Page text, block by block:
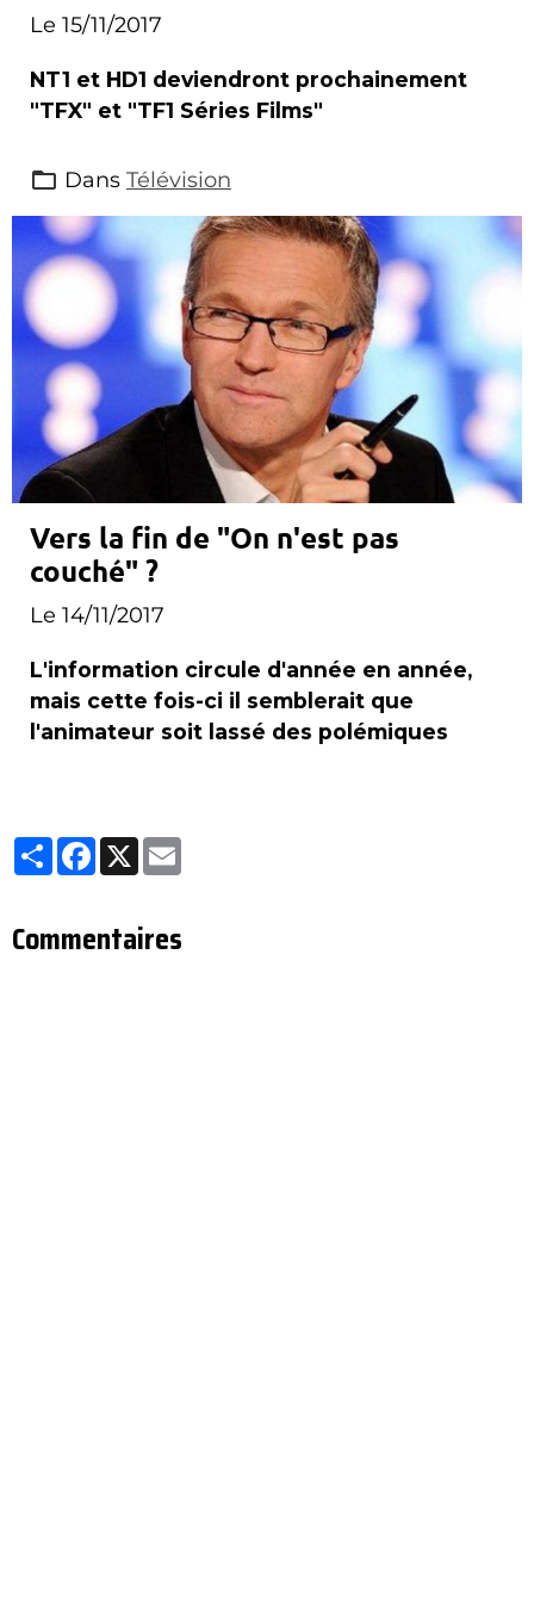
Le 15/11/2017
NT1 et HD1 deviendront prochainement
"TFX" et "TF1 Séries Films"
Dans Télévision
Vers la fin de "On n'est pas
couché" ?
Le 14/11/2017
L'information circule d'année en année,
mais cette fois-ci il semblerait que
l'animateur soit lassé des polémiques
Partager
Facebook
X
Commentaires